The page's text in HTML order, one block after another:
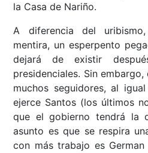
la Casa de Nariño.
A diferencia del
mentira, un esperpento
dejará de existir
presidenciales. Sin
muchos seguidores, al
ejerce Santos (los últimos
que el gobierno tendrá la
asunto es que se respira
con más trabajo es